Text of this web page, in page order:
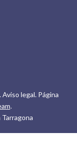
Aviso legal. Página
.